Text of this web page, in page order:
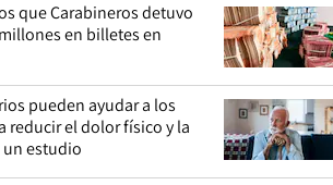
que Carabineros detuvo
en billetes en
pueden ayudar a los
reducir el dolor físico y la
estudio